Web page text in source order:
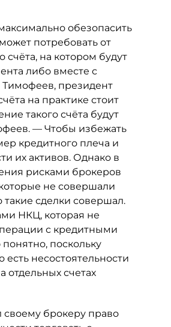
обезопасить
потребовать от
счёта, на котором будут
либо вместе с
Тимофеев, президент
на практике стоит
такого счёта будут
— Чтобы избежать
кредитного плеча и
их активов. Однако в
рисками брокеров
не совершали
такие сделки совершал.
НКЦ, которая не
с кредитными
поскольку
несостоятельности
отдельных счетах
брокеру право